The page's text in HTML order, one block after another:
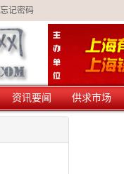
忘记密码
资讯要闻 供求市场